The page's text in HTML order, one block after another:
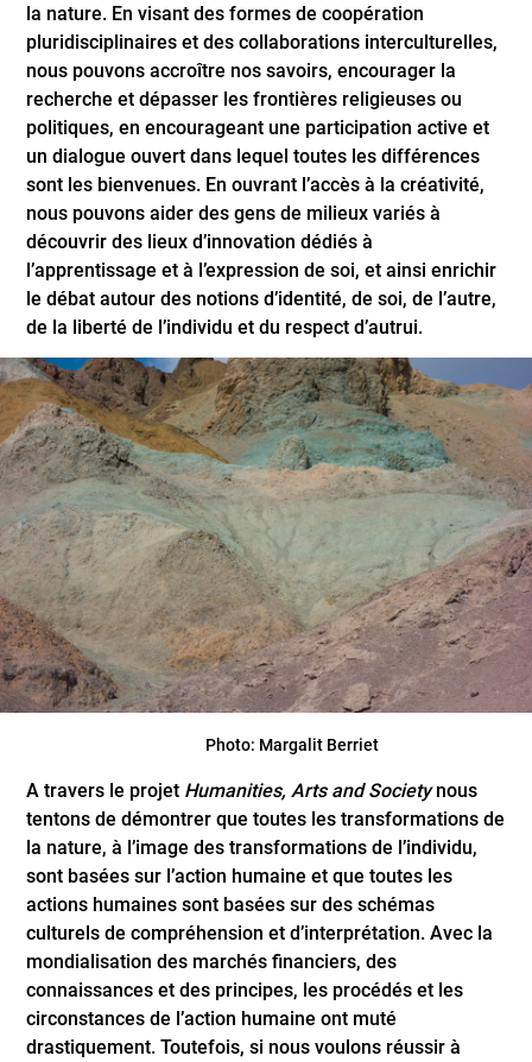
la nature. En visant des formes de coopération
pluridisciplinaires et des collaborations interculturelles,
nous pouvons accroître nos savoirs, encourager la
recherche et dépasser les frontières religieuses ou
politiques, en encourageant une participation active et
un dialogue ouvert dans lequel toutes les différences
sont les bienvenues. En ouvrant l’accès à la créativité,
nous pouvons aider des gens de milieux variés à
découvrir des lieux d’innovation dédiés à
l’apprentissage et à l’expression de soi, et ainsi enrichir
le débat autour des notions d’identité, de soi, de l’autre,
de la liberté de l’individu et du respect d’autrui.
Photo: Margalit Berriet
A travers le projet Humanities, Arts and Societynous
tentons de démontrer que toutes les transformations de
la nature, à l’image des transformations de l’individu,
sont basées sur l’action humaine et que toutes les
actions humaines sont basées sur des schémas
culturels de compréhension et d’interprétation. Avec la
mondialisation des marchés financiers, des
connaissances et des principes, les procédés et les
circonstances de l’action humaine ont muté
drastiquement. Toutefois, si nous voulons réussir à